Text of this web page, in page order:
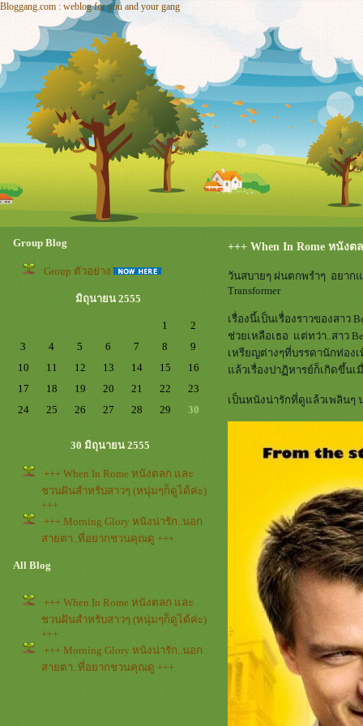
Bloggang.com : weblog for you and your gang
Group Blog
Group ตัวอย่าง
มิถุนายน 2555
1
2
3
4 5 6 7 8
9
10
11 12 13 14 15
16
17
18 19 20 21 22
23
24
25 26 27 28 29 30
30 มิถุนายน 2555
+++ When In Rome หนังตลก และ
ชวนฝันสำหรับสาวๆ (หนุ่มๆก็ดูได้ค่ะ)
+++
+++ Morning Glory หนังน่ารัก..นอก
สายตา..ที่อยากชวนคุณดู +++
All Blog
+++ When In Rome หนังตลก และ
ชวนฝันสำหรับสาวๆ (หนุ่มๆก็ดูได้ค่ะ)
+++
+++ Morning Glory หนังน่ารัก..นอก
สายตา..ที่อยากชวนคุณดู +++
+++ When In Rome หนัง
วันสบายๆ ฝนตกพรำๆ อยาก
Transformer
เรื่องนี้เป็นเรื่องราวของสา
ช่วยเหลือเธอ แต่ทว่า..สาว
เหรียญต่างๆที่บรรดานักท่อง
ล้วเรื่องปาฏิหารย์ก็เกิดขึ้นเ
เป็นหนังน่ารักที่ดูแล้วเพลินๆ